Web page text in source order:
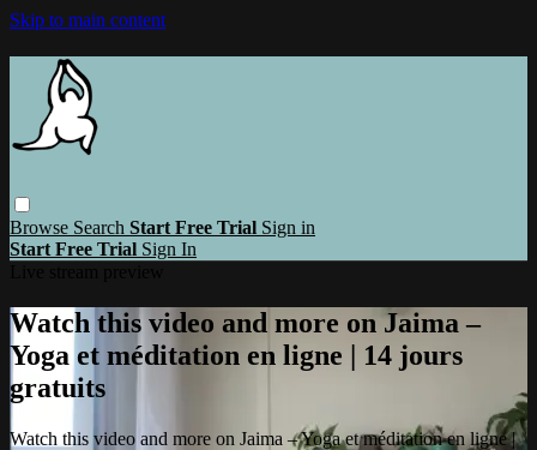
Skip to main content
Browse Search Start Free Trial Sign in
Start Free Trial Sign In
Watch this video and more on Jaima –
Yoga et méditation en ligne | 14 jours
gratuits
Watch this video and more on Jaima – Yoga et méditation en ligne |